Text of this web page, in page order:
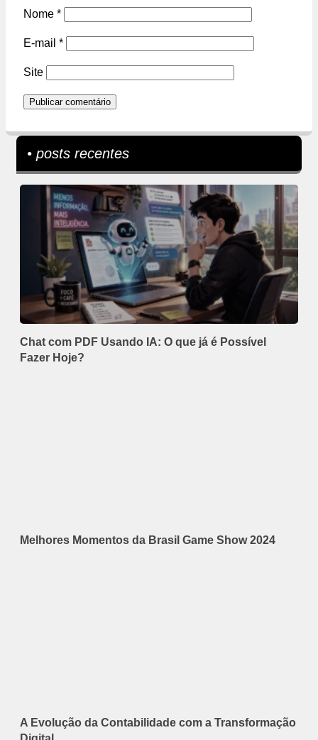
Nome *
E-mail *
Site
• posts recentes
Chat com PDF Usando IA: O que já é Possível
Fazer Hoje?
Melhores Momentos da Brasil Game Show 2024
A Evolução da Contabilidade com a Transformação